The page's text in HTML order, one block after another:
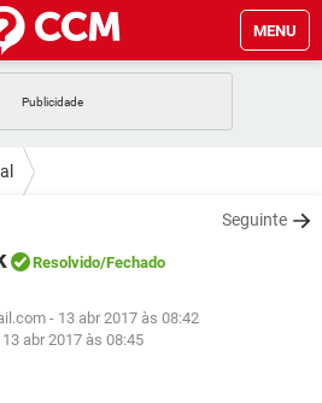
MENU
GMAIL
GMAIL
WHATSAPP
EXCEL
WHATSAPP
Seguinte
Resolvido/Fechado
- 13 abr 2017 às 08:42
13 abr 2017 às 08:45